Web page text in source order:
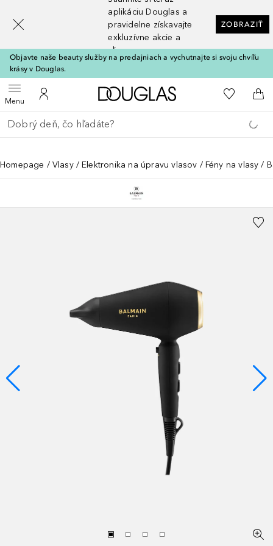
aplikáciu Douglas a
pravidelne získavajte
exkluzívne akcie a
zľavy
ZOBRAZIŤ
Objavte naše beauty služby na predajniach a vychutnajte si svoju chvíľu
krásy v Douglas.
MenuOtvoriť menuDo môjho účtu
Domov Do môjho
Do
Choď späť
Vykonajte vyhľadávanie
Homepage Vlasy Elektronika na úpravu vlasov Fény na vlasy
[navigation.slideout.screenreader]